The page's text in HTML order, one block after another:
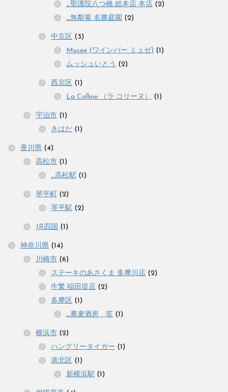
_聖護院八つ橋 総本店 本店 (2)
_無鄰菴 名勝庭園 (2)
中京区 (3)
Musee (ワインバー ミュゼ) (1)
ムッシュいとう (2)
西京区 (1)
La Colline （ラ コリーヌ）
(1)
宇治市 (1)
きはだ (1)
香川県 (4)
高松市 (1)
_高松駅 (1)
琴平町 (2)
琴平駅 (2)
JR四国 (1)
神奈川県 (14)
川崎市 (6)
ステーキのあさくま 多摩川店 (2)
牛繁 稲田堤店 (2)
多摩区 (1)
_蕎麦酒房 笙 (1)
横浜市 (2)
ハングリータイガー (1)
港北区 (1)
新横浜駅 (1)